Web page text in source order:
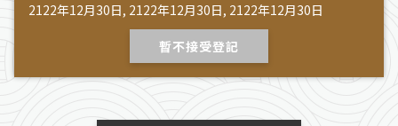
2122年12月30日, 2122年12月30日, 2122年12月30日
暫不接受登記